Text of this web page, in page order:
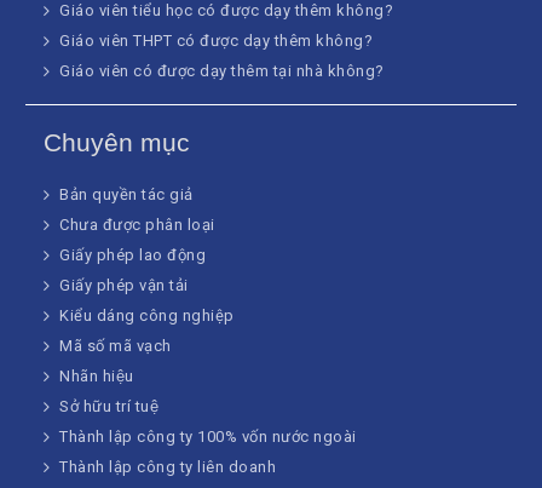
Giáo viên tiểu học có được dạy thêm không?
Giáo viên THPT có được dạy thêm không?
Giáo viên có được dạy thêm tại nhà không?
Chuyên mục
Bản quyền tác giả
Chưa được phân loại
Giấy phép lao động
Giấy phép vận tải
Kiểu dáng công nghiệp
Mã số mã vạch
Nhãn hiệu
Sở hữu trí tuệ
Thành lập công ty 100% vốn nước ngoài
Thành lập công ty liên doanh